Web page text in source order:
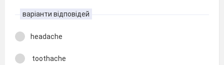
варіанти відповідей
headache
toothache